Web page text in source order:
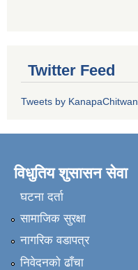
Twitter Feed
Tweets by KanapaChitwan
विधुतिय शुसासन सेवा
घटना दर्ता
सामाजिक सुरक्षा
नागरिक वडापत्र
निवेदनकाे ढाँचा